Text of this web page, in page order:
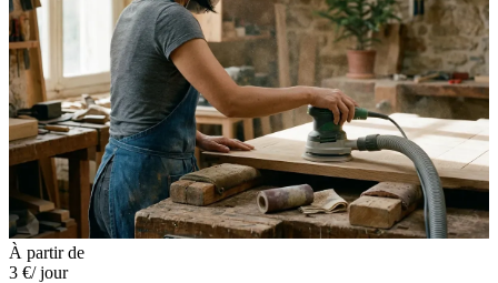
À partir de
3 €/ jour